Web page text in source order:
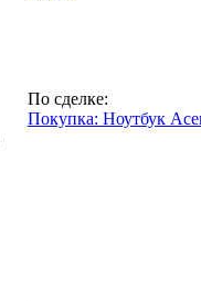
По сделке:
Покупка: Ноутбук